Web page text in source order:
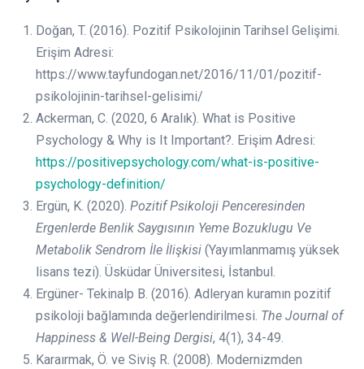
Doğan, T. (2016). Pozitif Psikolojinin Tarihsel Gelişimi.
Erişim Adresi:
https://www.tayfundogan.net/2016/11/01/pozitif-
psikolojinin-tarihsel-gelisimi/
Ackerman, C. (2020, 6 Aralık). What is Positive
Psychology & Why is It Important?. Erişim Adresi:
https://positivepsychology.com/what-is-positive-
psychology-definition/
Ergün, K. (2020). Pozitif Psikoloji Penceresinden
Ergenlerde Benlik Saygısının Yeme Bozuklugu Ve
Metabolik Sendrom İle İlişkisi (Yayımlanmamış yüksek
lisans tezi). Üsküdar Üniversitesi, İstanbul.
Ergüner- Tekinalp B. (2016). Adleryan kuramın pozitif
psikoloji bağlamında değerlendirilmesi. The Journal of
Happiness & Well-Being Dergisi, 4(1), 34-49.
Karaırmak, Ö. ve Siviş R. (2008). Modernizmden